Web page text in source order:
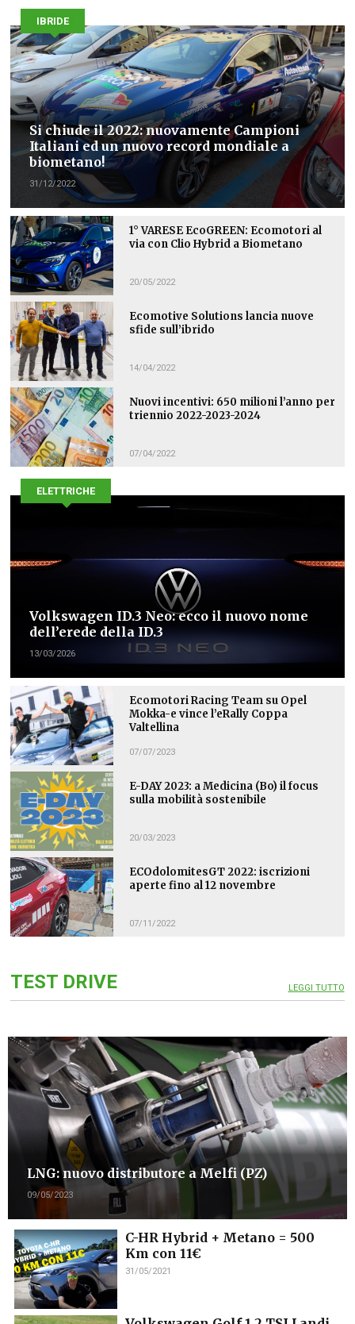
IBRIDE
Si chiude il 2022: nuovamente Campioni
Italiani ed un nuovo record mondiale a
biometano!
31/12/2022
1° VARESE EcoGREEN: Ecomotori al
via con Clio Hybrid a Biometano
20/05/2022
Ecomotive Solutions lancia nuove
sfide sull’ibrido
14/04/2022
Nuovi incentivi: 650 milioni l’anno per
triennio 2022-2023-2024
07/04/2022
ELETTRICHE
Volkswagen ID.3 Neo: ecco il nuovo nome
dell’erede della ID.3
13/03/2026
Ecomotori Racing Team su Opel
Mokka-e vince l’eRally Coppa
Valtellina
07/07/2023
E-DAY 2023: a Medicina (Bo) il focus
sulla mobilità sostenibile
20/03/2023
ECOdolomitesGT 2022: iscrizioni
aperte fino al 12 novembre
07/11/2022
TEST DRIVE LEGGI TUTTO
LNG: nuovo distributore a Melfi (PZ)
09/05/2023
C-HR Hybrid + Metano = 500
Km con 11€
31/05/2021